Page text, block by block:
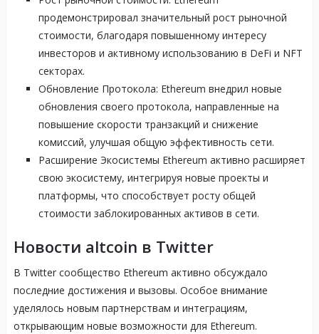
продемонстрировал значительный рост рыночной
стоимости, благодаря повышенному интересу
инвесторов и активному использованию в DeFi и NFT
секторах.
Обновление Протокола: Ethereum внедрил новые
обновления своего протокола, направленные на
повышение скорости транзакций и снижение
комиссий, улучшая общую эффективность сети.
Расширение Экосистемы Ethereum активно расширяет
свою экосистему, интегрируя новые проекты и
платформы, что способствует росту общей
стоимости заблокированных активов в сети.
Новости altcoin в Twitter
В Twitter сообщество Ethereum активно обсуждало
последние достижения и вызовы. Особое внимание
уделялось новым партнерствам и интеграциям,
открывающим новые возможности для Ethereum.